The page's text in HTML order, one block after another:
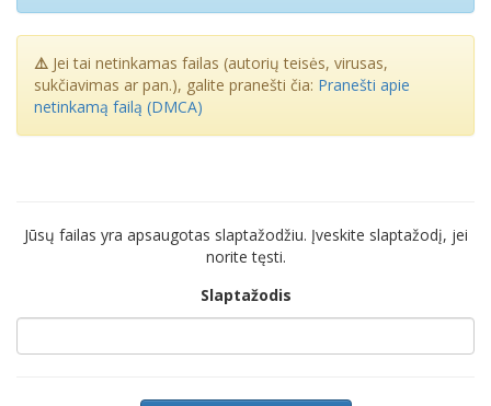
⚠️ Jei tai netinkamas failas (autorių teisės, virusas,
sukčiavimas ar pan.), galite pranešti čia: Pranešti apie
netinkamą failą (DMCA)
Jūsų failas yra apsaugotas slaptažodžiu. Įveskite slaptažodį, jei
norite tęsti.
Slaptažodis